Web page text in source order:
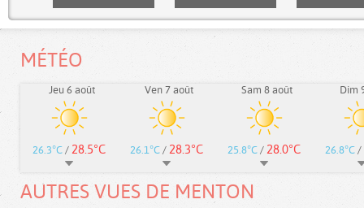
MÉTÉO
Jeu 6 août
26.3°C / 28.5°C
Ven 7 août
26.1°C / 28.3°C
Sam 8 août
25.8°C / 28.0°C
Dim
26.8°C /
AUTRES VUES DE MENTON